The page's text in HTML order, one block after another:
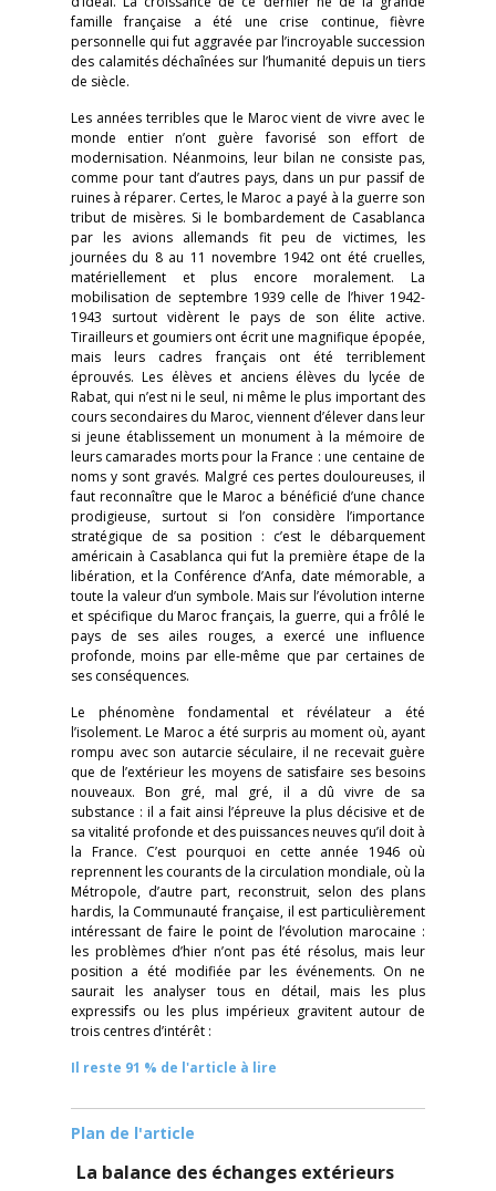
famille française a été une crise continue, fièvre
personnelle qui fut aggravée par l’incroyable succession
des calamités déchaînées sur l’humanité depuis un tiers
de siècle.
Les années terribles que le Maroc vient de vivre avec le
monde entier n’ont guère favorisé son effort de
modernisation. Néanmoins, leur bilan ne consiste pas,
comme pour tant d’autres pays, dans un pur passif de
ruines à réparer. Certes, le Maroc a payé à la guerre son
tribut de misères. Si le bombardement de Casablanca
par les avions allemands fit peu de victimes, les
journées du 8 au 11 novembre 1942 ont été cruelles,
matériellement et plus encore moralement. La
mobilisation de septembre 1939 celle de l’hiver 1942-
1943 surtout vidèrent le pays de son élite active.
Tirailleurs et goumiers ont écrit une magnifique épopée,
mais leurs cadres français ont été terriblement
éprouvés. Les élèves et anciens élèves du lycée de
Rabat, qui n’est ni le seul, ni même le plus important des
cours secondaires du Maroc, viennent d’élever dans leur
si jeune établissement un monument à la mémoire de
leurs camarades morts pour la France : une centaine de
noms y sont gravés. Malgré ces pertes douloureuses, il
faut reconnaître que le Maroc a bénéficié d’une chance
prodigieuse, surtout si l’on considère l’importance
stratégique de sa position : c’est le débarquement
américain à Casablanca qui fut la première étape de la
libération, et la Conférence d’Anfa, date mémorable, a
toute la valeur d’un symbole. Mais sur l’évolution interne
et spécifique du Maroc français, la guerre, qui a frôlé le
pays de ses ailes rouges, a exercé une influence
profonde, moins par elle-même que par certaines de
ses conséquences.
Le phénomène fondamental et révélateur a été
l’isolement. Le Maroc a été surpris au moment où, ayant
rompu avec son autarcie séculaire, il ne recevait guère
que de l’extérieur les moyens de satisfaire ses besoins
nouveaux. Bon gré, mal gré, il a dû vivre de sa
substance : il a fait ainsi l’épreuve la plus décisive et de
sa vitalité profonde et des puissances neuves qu’il doit à
la France. C’est pourquoi en cette année 1946 où
reprennent les courants de la circulation mondiale, où la
Métropole, d’autre part, reconstruit, selon des plans
hardis, la Communauté française, il est particulièrement
intéressant de faire le point de l’évolution marocaine :
les problèmes d’hier n’ont pas été résolus, mais leur
position a été modifiée par les événements. On ne
saurait les analyser tous en détail, mais les plus
expressifs ou les plus impérieux gravitent autour de
trois centres d’intérêt :
Il reste 91 % de l'article à lire
Plan de l'article
La balance des échanges extérieurs